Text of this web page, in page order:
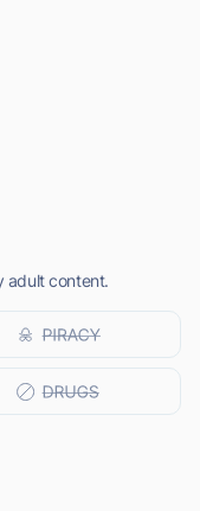
adult content.